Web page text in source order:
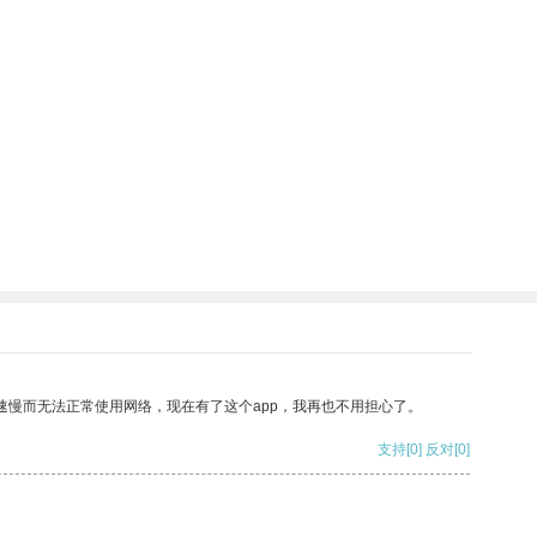
而无法正常使用网络，现在有了这个app，我再也不用担心了。
支持[0] 反对[0]